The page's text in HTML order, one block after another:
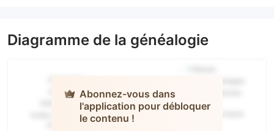
Diagramme de la généalogie
Abonnez-vous dans
l'application pour débloquer
le contenu !